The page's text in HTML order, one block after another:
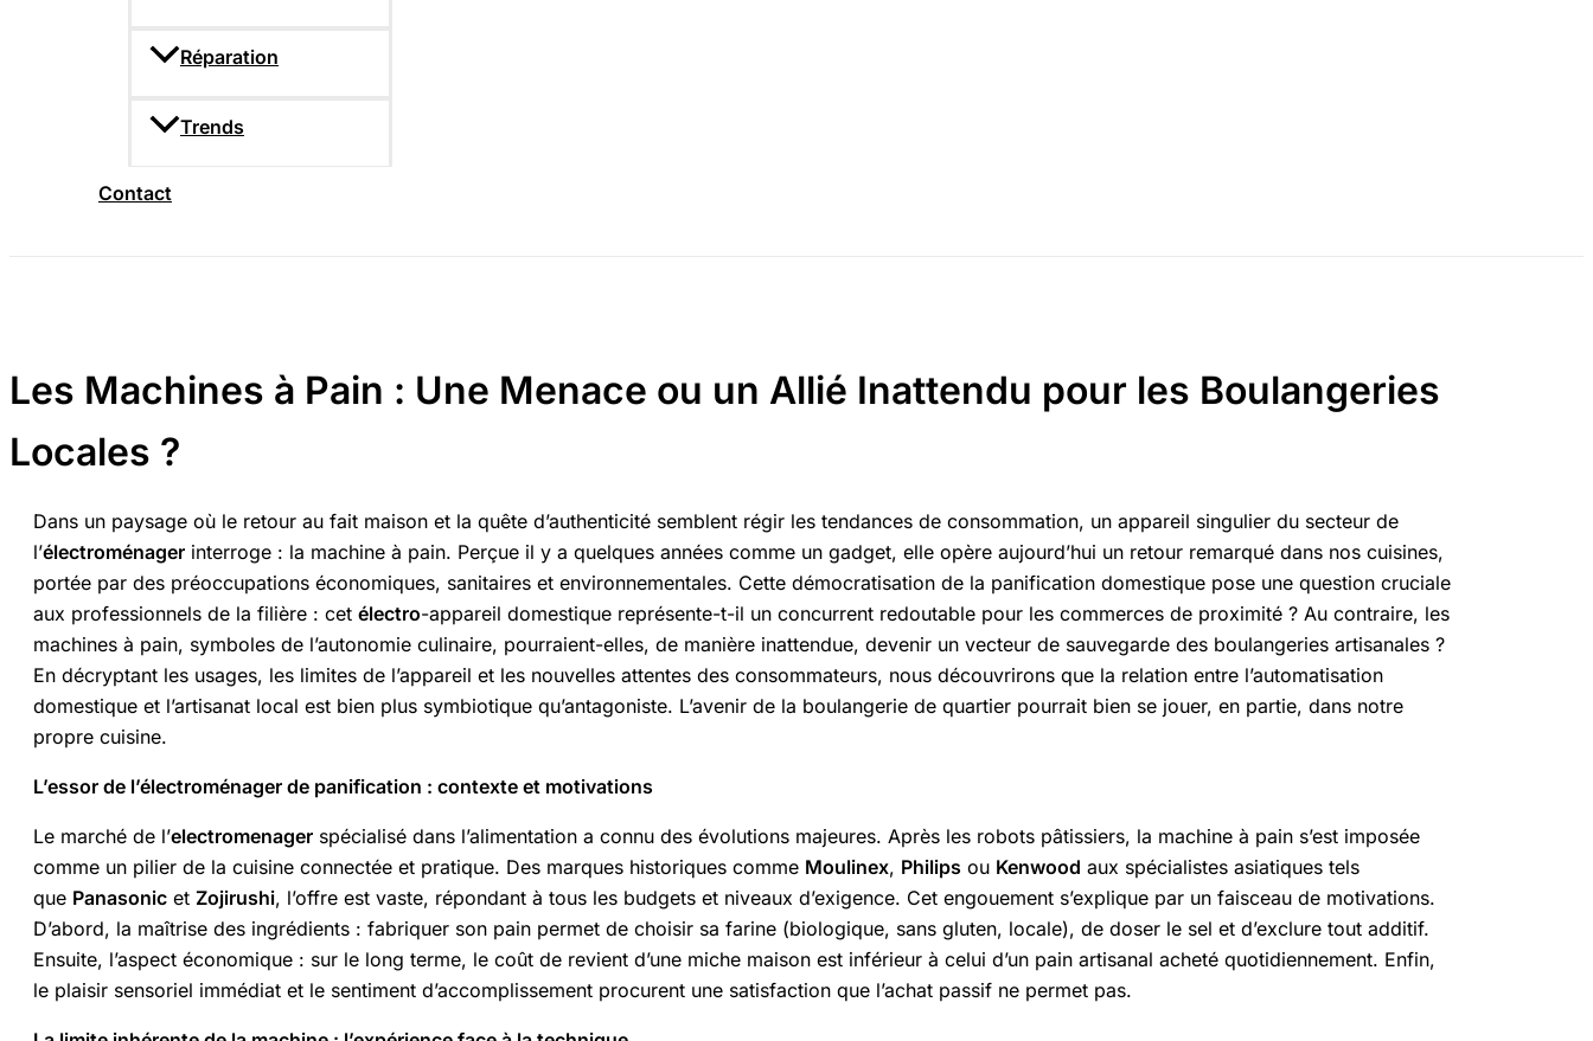
Réparation
Trends
Contact
Les Machines à Pain : Une Menace ou un Allié Inattendu pour les Boulangeries
Locales ?
Dans un paysage où le retour au fait maison et la quête d’authenticité semblent régir les tendances de consommation, un appareil singulier du secteur de
l’électroménager interroge : la machine à pain. Perçue il y a quelques années comme un gadget, elle opère aujourd’hui un retour remarqué dans nos cuisines,
portée par des préoccupations économiques, sanitaires et environnementales. Cette démocratisation de la panification domestique pose une question cruciale
aux professionnels de la filière : cet électro-appareil domestique représente-t-il un concurrent redoutable pour les commerces de proximité ? Au contraire, les
machines à pain, symboles de l’autonomie culinaire, pourraient-elles, de manière inattendue, devenir un vecteur de sauvegarde des boulangeries artisanales ?
En décryptant les usages, les limites de l’appareil et les nouvelles attentes des consommateurs, nous découvrirons que la relation entre l’automatisation
domestique et l’artisanat local est bien plus symbiotique qu’antagoniste. L’avenir de la boulangerie de quartier pourrait bien se jouer, en partie, dans notre
propre cuisine.
L’essor de l’électroménager de panification : contexte et motivations
Le marché de l’electromenager spécialisé dans l’alimentation a connu des évolutions majeures. Après les robots pâtissiers, la machine à pain s’est imposée
comme un pilier de la cuisine connectée et pratique. Des marques historiques comme Moulinex, Philips ou Kenwood aux spécialistes asiatiques tels
que Panasonic et Zojirushi, l’offre est vaste, répondant à tous les budgets et niveaux d’exigence. Cet engouement s’explique par un faisceau de motivations.
D’abord, la maîtrise des ingrédients : fabriquer son pain permet de choisir sa farine (biologique, sans gluten, locale), de doser le sel et d’exclure tout additif.
Ensuite, l’aspect économique : sur le long terme, le coût de revient d’une miche maison est inférieur à celui d’un pain artisanal acheté quotidiennement. Enfin,
le plaisir sensoriel immédiat et le sentiment d’accomplissement procurent une satisfaction que l’achat passif ne permet pas.